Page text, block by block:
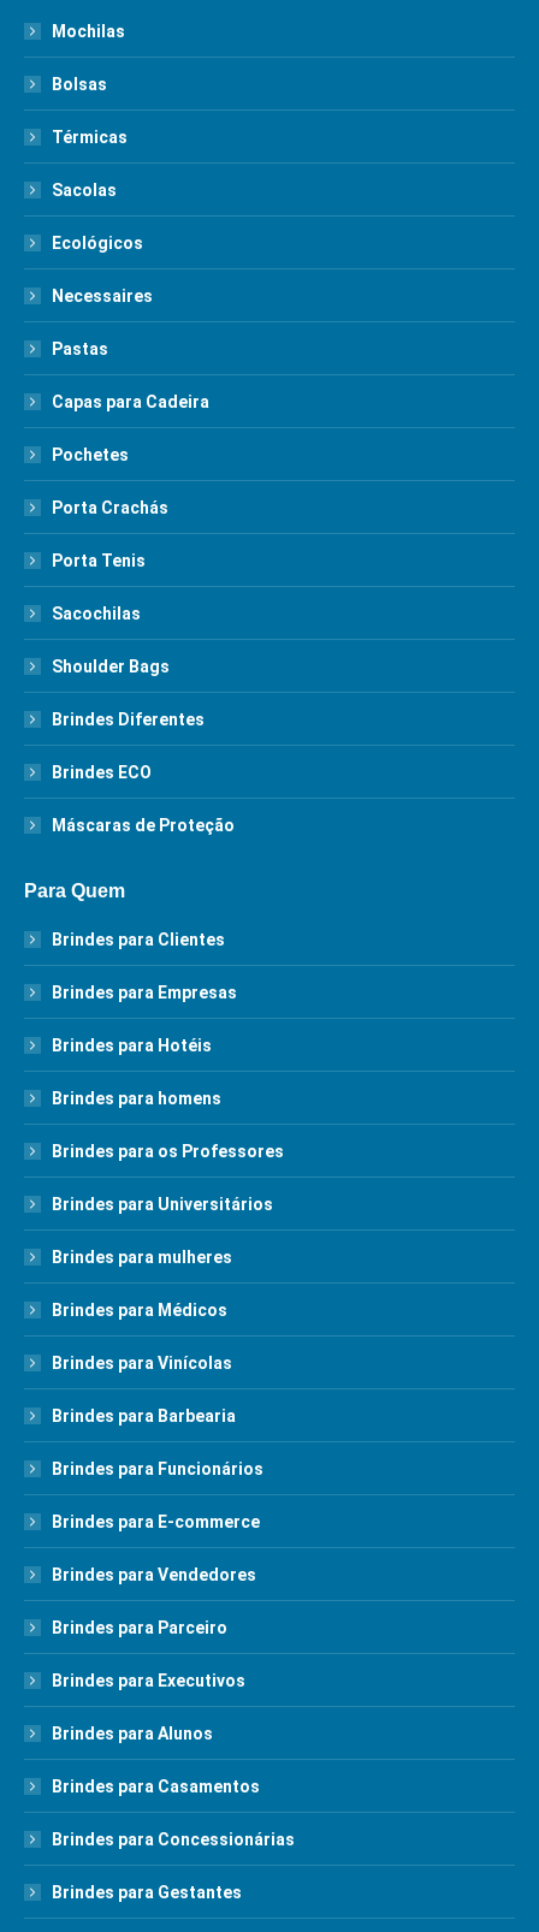
Mochilas
Bolsas
Térmicas
Sacolas
Ecológicos
Necessaires
Pastas
Capas para Cadeira
Pochetes
Porta Crachás
Porta Tenis
Sacochilas
Shoulder Bags
Brindes Diferentes
Brindes ECO
Máscaras de Proteção
Para Quem
Brindes para Clientes
Brindes para Empresas
Brindes para Hotéis
Brindes para homens
Brindes para os Professores
Brindes para Universitários
Brindes para mulheres
Brindes para Médicos
Brindes para Vinícolas
Brindes para Barbearia
Brindes para Funcionários
Brindes para E-commerce
Brindes para Vendedores
Brindes para Parceiro
Brindes para Executivos
Brindes para Alunos
Brindes para Casamentos
Brindes para Concessionárias
Brindes para Gestantes